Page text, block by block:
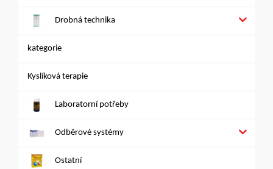
Drobná technika
kategorie
Kyslíková terapie
Laboratorní potřeby
Odběrové systémy
Ostatní